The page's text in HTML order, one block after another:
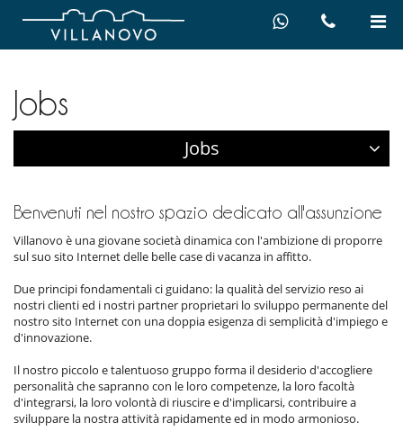
Jobs
Jobs
Benvenuti nel nostro spazio dedicato all'assunzione
Villanovo è una giovane società dinamica con l'ambizione di proporre
sul suo sito Internet delle belle case di vacanza in affitto.
Due principi fondamentali ci guidano: la qualità del servizio reso ai
nostri clienti ed i nostri partner proprietari lo sviluppo permanente del
nostro sito Internet con una doppia esigenza di semplicità d'impiego e
d'innovazione.
Il nostro piccolo e talentuoso gruppo forma il desiderio d'accogliere
personalità che sapranno con le loro competenze, la loro facoltà
d'integrarsi, la loro volontà di riuscire e d'implicarsi, contribuire a
sviluppare la nostra attività rapidamente ed in modo armonioso.